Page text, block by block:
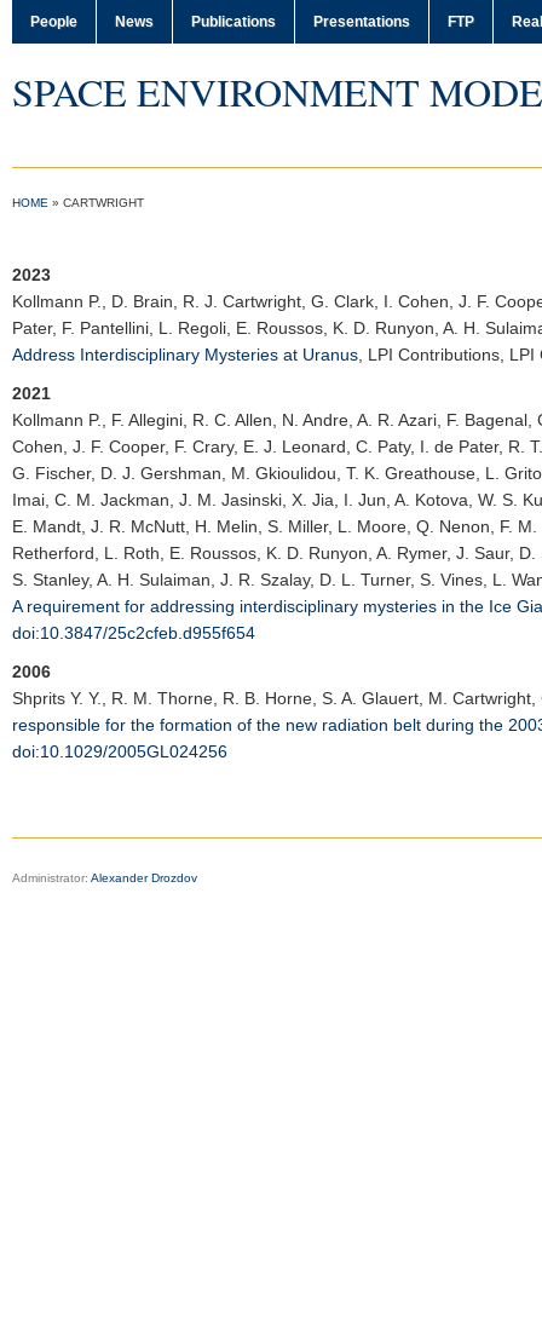
People News Publications Presentations FTP
SPACE ENVIRONMENT
HOME » CARTWRIGHT
2023
Kollmann P.
, D. Brain, R. J. Cartwright, G. Clark, I. Cohen, J. F.
Pater, F. Pantellini, L. Regoli, E. Roussos, K. D. Runyon, A. H.
Address Interdisciplinary Mysteries at Uranus LPI Contributions ,
2021
Kollmann P.
, F. Allegini, R. C. Allen, N. Andre, A. R. Azari, F.
Cohen, J. F. Cooper, F. Crary, E. J. Leonard, C. Paty, I. de Pater, R.
G. Fischer, D. J. Gershman, M. Gkioulidou, T. K. Greathouse, L.
Imai, C. M. Jackman, J. M. Jasinski, X. Jia, I. Jun, A. Kotova, W. S.
E. Mandt, J. R. McNutt, H. Melin, S. Miller, L. Moore, Q. Nenon, F.
Retherford, L. Roth, E. Roussos, K. D. Runyon, A. Rymer, J. Saur,
S. Stanley, A. H. Sulaiman, J. R. Szalay, D. L. Turner, S. Vines, L.
A requirement for addressing interdisciplinary mysteries in the Ice
doi:10.3847/25c2cfeb.d955f654
2006
Shprits Y. Y.
, R. M. Thorne, R. B. Horne, S. A. Glauert, M.
responsible for the formation of the new radiation belt during the
doi:10.1029/2005GL024256
Administrator: Alexander Drozdov